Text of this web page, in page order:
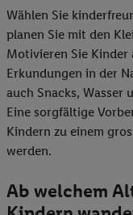
Wählen Sie
planen Sie mit den
Motivieren Sie Kinder
Erkundungen in der
auch Snacks, Wasser
Eine sorgfältige
Kindern zu einem
werden.
Ab welchem